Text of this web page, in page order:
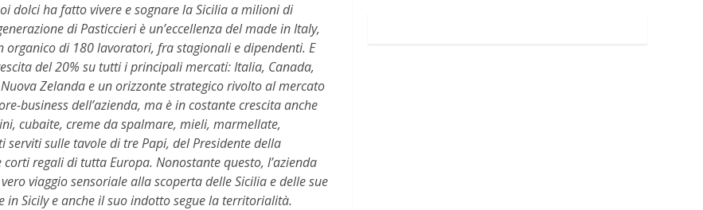
dolci ha fatto vivere e sognare la Sicilia a milioni di
di Pasticcieri è un’eccellenza del made in Italy,
di 180 lavoratori, fra stagionali e dipendenti. E
del 20% su tutti i principali mercati: Italia, Canada,
Zelanda e un orizzonte strategico rivolto al mercato
business dell’azienda, ma è in costante crescita anche
cubaite, creme da spalmare, mieli, marmellate,
serviti sulle tavole di tre Papi, del Presidente della
regali di tutta Europa. Nonostante questo, l’azienda
viaggio sensoriale alla scoperta delle Sicilia e delle sue
Sicily e anche il suo indotto segue la territorialità.